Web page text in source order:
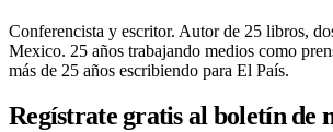
Conferencista y escritor. Autor de 25 libros,
Mexico. 25 años trabajando medios como
más de 25 años escribiendo para El País.
Regístrate gratis al boletín de